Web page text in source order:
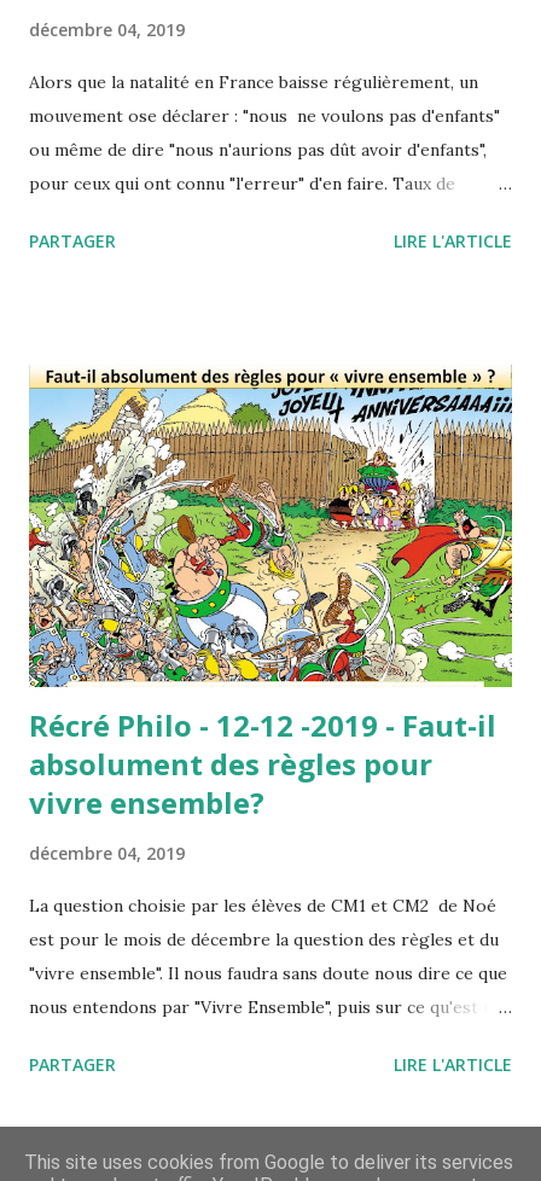
décembre 04, 2019
Alors que la natalité en France baisse régulièrement, un
mouvement ose déclarer : "nous ne voulons pas d'enfants"
ou même de dire "nous n'aurions pas dût avoir d'enfants",
pour ceux qui ont connu "l'erreur" d'en faire. Taux de
de plus en plus ébranlé et mouvement no-kids est présent
jeunes. Les raisons ne manquent pas. Elles sont par
exemple économiques, écologiques, sociétales, simplement
égoïste ou encore pratique. Pourtant un enfant
représente la vie, l'espoir, la jeunesse. Ceux qui en ont,
n'envisagent pas la vie sans eux et ne vivent que pour
partager avec eux. Le mouvement n'est pas que franco-
français, aux états-unis les "Childf...
PARTAGER LIRE L'ARTICLE
Récré Philo - 12-12 -2019 - Faut-il
absolument des règles pour
vivre ensemble?
décembre 04, 2019
La question choisie par les élèves de CM1 et CM2 de Noé
est pour le mois de décembre la question des règles et du
"vivre ensemble". Il nous faudra sans doute nous dire ce que
nous entendons par "Vivre Ensemble", puis sur ce qu'est une
notion de nécessité et enfin sur ce mot d' "absolument".
https://www.tv5mondeplus.com/toutes-les-
PARTAGER LIRE L'ARTICLE
AUTRES ARTICLES
This site uses cookies from Google to deliver its services